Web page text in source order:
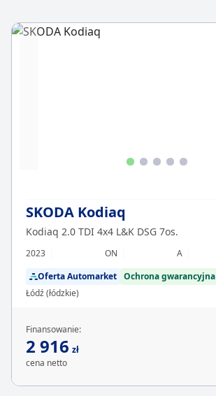
SKODA Kodiaq
Kodiaq 2.0 TDI 4x4 L&K DSG 7os.
2023 ON A
Oferta Automarket Ochrona gwarancyjna
Łódź (łódzkie)
Finansowanie:
2 916 zł
cena netto